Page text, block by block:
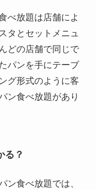
べ放題は店舗によ
タとセットメニュ
どの店舗で同じで
パンを手にテーブ
グ形式のように客
ン食べ放題があり
る？
ン食べ放題では、